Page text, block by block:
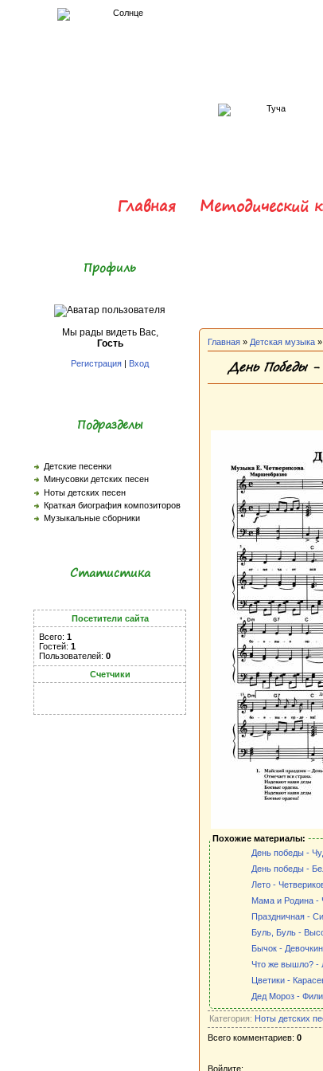
Главная Методический
Профиль
Мы рады видеть Вас,
Гость
Регистрация | Вход
Подразделы
Детские песенки
Минусовки детских песен
Ноты детских песен
Краткая биография композиторов
Музыкальные сборники
Статистика
Посетители сайта
Всего: 1
Гостей: 1
Пользователей: 0
Счетчики
Главная » Детская музыка »
День Победы -
Похожие материалы:
День победы -
День победы -
Лето -
Мама и Родина -
Праздничная -
Буль, Буль -
Бычок -
Что же вышло? -
Цветики -
Дед Мороз -
Категория: Ноты детских
Всего комментариев: 0
Войдите: